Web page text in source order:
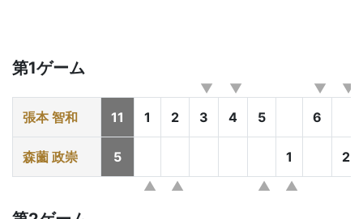
第1ゲーム
張本 智和 11 1 2 3 4 5 6
森薗 政崇 5 1 2